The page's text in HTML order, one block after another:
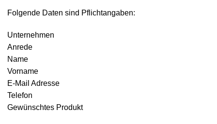
Folgende Daten sind Pflichtangaben:
Unternehmen
Anrede
Name
Vorname
E-Mail Adresse
Telefon
Gewünschtes Produkt